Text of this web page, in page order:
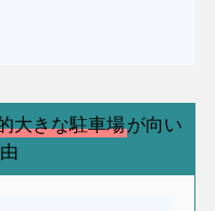
大きな駐車場が向い